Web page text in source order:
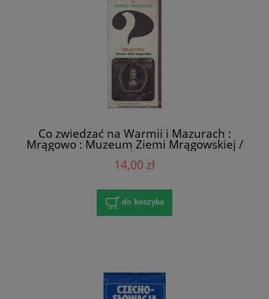
Co zwiedzać na Warmii i Mazurach :
Mrągowo : Muzeum Ziemi Mrągowskiej /
Praca zbiorowa
14,00 zł
do koszyka